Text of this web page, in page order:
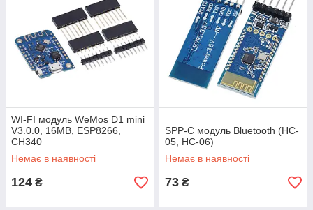
WI-FI модуль WeMos D1 mini
V3.0.0, 16MB, ESP8266,
CH340
Немає в наявності
124 ₴
SPP-C модуль Bluetooth (HC-
05, HC-06)
Немає в наявності
73 ₴